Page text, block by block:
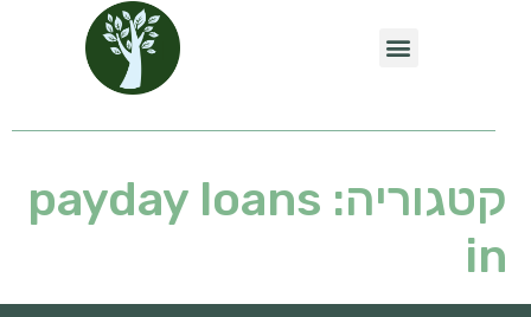
קטגוריה: payday loans
in